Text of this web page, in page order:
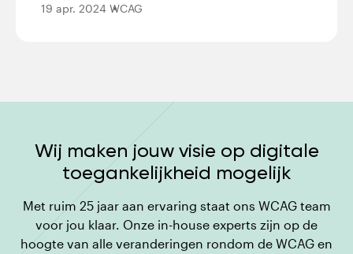
19 apr. 2024 WCAG
Wij maken jouw visie op digitale
toegankelijkheid mogelijk
Met ruim 25 jaar aan ervaring staat ons WCAG team
voor jou klaar. Onze in-house experts zijn op de
hoogte van alle veranderingen rondom de WCAG en